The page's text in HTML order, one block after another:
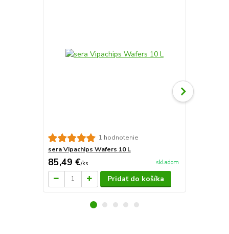
1 hodnotenie
sera Vipachips Wafers 10 L
85,49 €/ks skladom
Pridať do košíka